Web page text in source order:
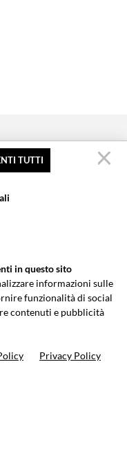
30
Servizio clienti
(MB) 20843 | ITALY
TUTTI
in questo sito
informazioni sulle
funzionalità di social
contenuti e pubblicità
Privacy Policy